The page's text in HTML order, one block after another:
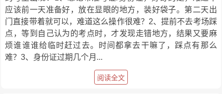
应该前一天准备好，放在显眼的地方，装好袋子。第二天出
门直接带着就可以，难道这么操作很难？2、提前不去考场踩
点，等到自己认为的考点时，才发现走错地方，结果又要麻
烦谁谁谁给临时赶过去。时间都拿去干嘛了，踩点有那么
难？3、身份证过期几个月...
阅读全文